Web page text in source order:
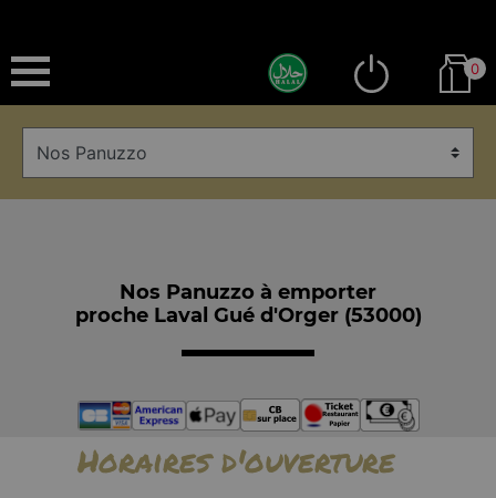
0
Nos Panuzzo à emporter
proche Laval Gué d'Orger (53000)
Horaires d'ouverture